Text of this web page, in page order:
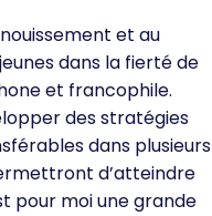
et au
dans la fierté de
et francophile.
des stratégies
dans plusieurs
d’atteindre
pour moi une grande